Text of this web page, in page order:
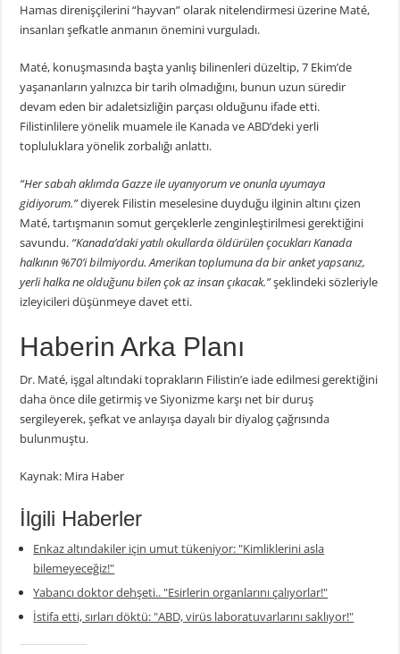
Hamas direnişçilerini “hayvan” olarak nitelendirmesi üzerine Maté,
insanları şefkatle anmanın önemini vurguladı.
Maté, konuşmasında başta yanlış bilinenleri düzeltip, 7 Ekim’de
yaşananların yalnızca bir tarih olmadığını, bunun uzun süredir
devam eden bir adaletsizliğin parçası olduğunu ifade etti.
Filistinlilere yönelik muamele ile Kanada ve ABD’deki yerli
topluluklara yönelik zorbalığı anlattı.
“Her sabah aklımda Gazze ile uyanıyorum ve onunla uyumaya
gidiyorum.”diyerek Filistin meselesine duyduğu ilginin altını çizen
Maté, tartışmanın somut gerçeklerle zenginleştirilmesi gerektiğini
savundu. “Kanada’daki yatılı okullarda öldürülen çocukları Kanada
halkının %70’i bilmiyordu. Amerikan toplumuna da bir anket yapsanız,
yerli halka ne olduğunu bilen çok az insan çıkacak.”şeklindeki sözleriyle
izleyicileri düşünmeye davet etti.
Haberin Arka Planı
Dr. Maté, işgal altındaki toprakların Filistin’e iade edilmesi gerektiğini
daha önce dile getirmiş ve Siyonizme karşı net bir duruş
sergileyerek, şefkat ve anlayışa dayalı bir diyalog çağrısında
bulunmuştu.
Kaynak: Mira Haber
İlgili Haberler
Enkaz altındakiler için umut tükeniyor: "Kimliklerini asla
bilemeyeceğiz!"
Yabancı doktor dehşeti.. "Esirlerin organlarını çalıyorlar!"
İstifa etti, sırları döktü: "ABD, virüs laboratuvarlarını saklıyor!"